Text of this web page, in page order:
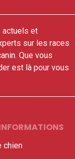
actuels et
sur les races
Que vous
est là pour vous
chien